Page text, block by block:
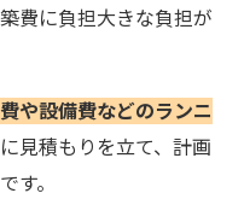
費に負担大きな負担が
や設備費などのランニ
見積もりを立て、計画
す。